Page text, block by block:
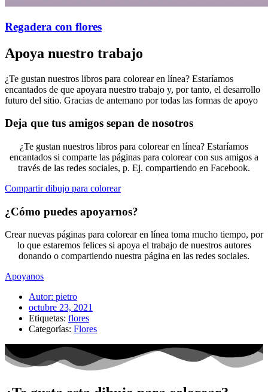
Regadera con flores
Apoya nuestro trabajo
¿Te gustan nuestros libros para colorear en línea? Estaríamos
encantados de que apoyara nuestro trabajo y, por tanto, el desarrollo
futuro del sitio. Gracias de antemano por todas las formas de apoyo
Deja que tus amigos sepan de nosotros
¿Te gustan nuestros libros para colorear en línea? Estaríamos
encantados si comparte las páginas para colorear con sus amigos a
través de las redes sociales, p. Ej. compartiendo en Facebook.
Compartir dibujo para colorear
¿Cómo puedes apoyarnos?
Crear nuevas páginas para colorear en línea toma mucho tiempo, por
lo que estaremos felices si apoya el trabajo de nuestros autores
donando o compartiendo nuestra página en las redes sociales.
Apoyanos
Autor: pietro
octubre 23, 2021
Etiquetas: flores
Categorías: Flores